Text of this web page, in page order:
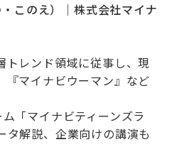
このえ）｜株式会社マイナ
トレンド領域に従事し、現
『マイナビウーマン』など
「マイナビティーンズラ
タ解説、企業向けの講演も